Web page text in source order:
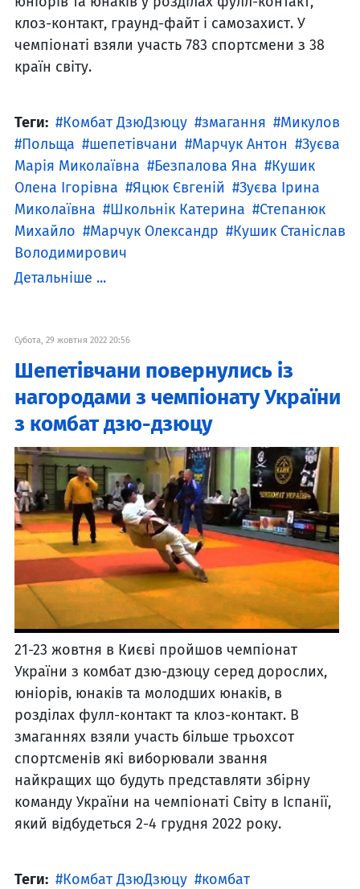
клоз-контакт, граунд-файт і самозахист. У
чемпіонаті взяли участь 783 спортсмени з 38
країн світу.
Теги: Комбат ДзюДзюцу змагання
Микулов
Польща
шепетівчани Марчук Антон
Зуєва
Марія Миколаївна
Безпалова Яна
Кушик
Олена Ігорівна
Яцюк Євгеній
Зуєва Ірина
Миколаївна
Школьнік Катерина
Степанюк
Михайло
Марчук Олександр
Кушик Станіслав
Володимирович
Детальніше ...
Субота, 29 жовтня 2022 20:56
Шепетівчани повернулись із
нагородами з чемпіонату України
з комбат дзю-дзюцу
21-23 жовтня в Києві пройшов чемпіонат
України з комбат дзю-дзюцу серед дорослих,
юніорів, юнаків та молодших юнаків, в
розділах фулл-контакт та клоз-контакт. В
змаганнях взяли участь більше трьохсот
спортсменів які виборювали звання
найкращих що будуть представляти збірну
команду України на чемпіонаті Світу в Іспанії,
який відбудеться 2-4 грудня 2022 року.
Теги: Комбат ДзюДзюцу
комбат